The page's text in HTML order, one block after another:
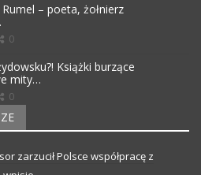
– poeta, żołnierz
0
Książki burzące
mity…
0
zarzucił Polsce współpracę z